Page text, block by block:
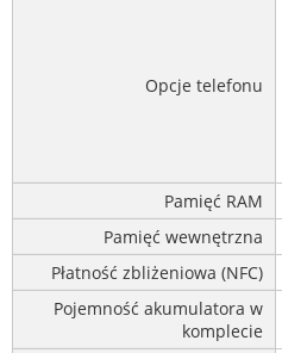
Opcje telefonu
Pamięć RAM
Pamięć wewnętrzna
Płatność zbliżeniowa (NFC)
Pojemność akumulatora w
komplecie